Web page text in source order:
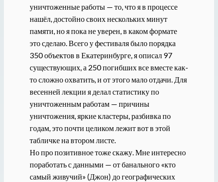
уничтоженные работы — то, что я в процессе
нашёл, достойно своих нескольких минут
памяти, но я пока не уверен, в каком формате
это сделаю. Всего у фестиваля было порядка
350 объектов в Екатеринбурге, я описал 97
существующих, а 250 погибших все вместе как-
то сложно охватить, и от этого мало отдачи. Для
весенней лекции я делал статистику по
уничтоженным работам — причины
уничтожения, яркие кластеры, разбивка по
годам, это почти целиком лежит вот в этой
табличке на втором листе.
Но про позитивное тоже скажу. Мне интересно
поработать с данными — от банального «кто
самый живучий» (Джон) до географических